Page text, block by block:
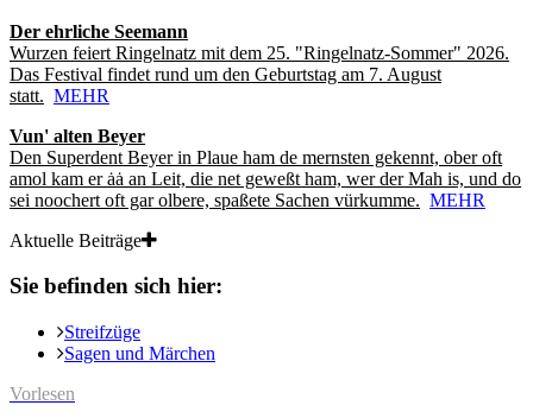
Der ehrliche Seemann
Wurzen feiert Ringelnatz mit dem 25. "Ringelnatz-Sommer" 2026.
Das Festival findet rund um den Geburtstag am 7. August
statt. MEHR
Vun' alten Beyer
Den Superdent Beyer in Plaue ham de mernsten gekennt, ober oft
amol kam er ȧȧ an Leit, die net geweßt ham, wer der Mah is, und do
sei noochert oft gar olbere, spaßete Sachen vürkumme. MEHR
Aktuelle Beiträge
Sie befinden sich hier:
Streifzüge
Sagen und Märchen
Vorlesen